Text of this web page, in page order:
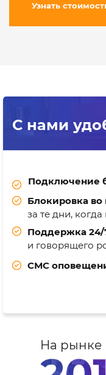
Узнать
На рынке
С нами
Подключение
Блокировка во
за те дни, когда
Поддержка 24/
и говорящего
СМС